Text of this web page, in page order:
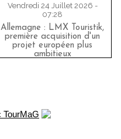
Vendredi 24 Juillet 2026 -
07:28
Allemagne : LMX Touristik,
première acquisition d'un
projet européen plus
ambitieux